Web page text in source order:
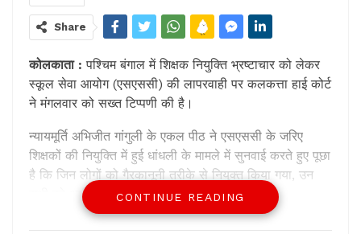
Share
कोलकाता : पश्चिम बंगाल में शिक्षक नियुक्ति भ्रष्टाचार को लेकर
स्कूल सेवा आयोग (एसएससी) की लापरवाही पर कलकत्ता हाई कोर्ट
ने मंगलवार को सख्त टिप्पणी की है।
न्यायमूर्ति अभिजीत गांगुली के एकल पीठ ने एसएससी के जरिए
शिक्षकों की नियुक्ति में हुई धांधली के मामले में सुनवाई करते हुए पूछा
है कि जिन लोगों को गैरकानूनी तरीके से नियुक्त किया गया, उन
सभी को अभी तक नौकरी से क्यों नहीं हटाया गया है?
न्यायमूर्ति ने इस संबंध में सीबीआई को भी फटकार लगाते हुए कहा
CONTINUE READING